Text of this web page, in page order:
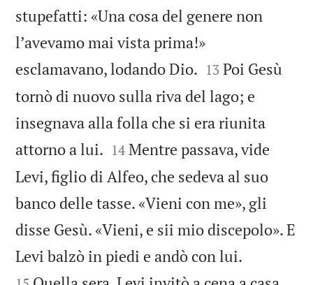
stupefatti: «Una cosa del genere non
lʼavevamo mai vista prima!»
esclamavano, lodando Dio. 

13 Poi Gesù
tornò di nuovo sulla riva del lago; e
insegnava alla folla che si era riunita
attorno a lui. 

14 Mentre passava, vide
Levi, figlio di Alfeo, che sedeva al suo
banco delle tasse. «Vieni con me», gli
disse Gesù. «Vieni, e sii mio discepolo». E
Levi balzò in piedi e andò con lui.